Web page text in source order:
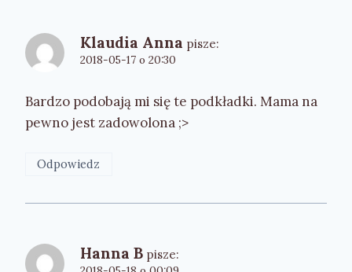
Klaudia Anna pisze:
2018-05-17 o 20:30
Bardzo podobają mi się te podkładki. Mama na
pewno jest zadowolona ;>
Odpowiedz
Hanna B pisze: